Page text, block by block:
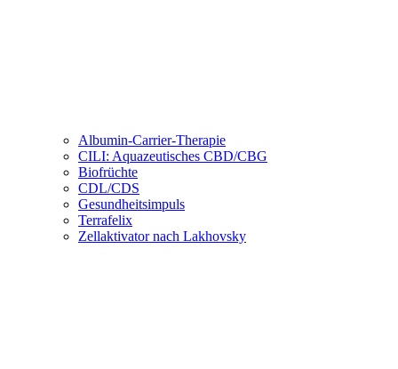
Albumin-Carrier-Therapie
CILI: Aquazeutisches CBD/CBG
Biofrüchte
CDL/CDS
Gesundheitsimpuls
Terrafelix
Zellaktivator nach Lakhovsky